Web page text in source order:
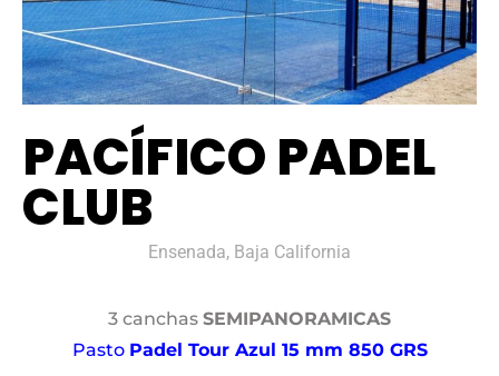
PACÍFICO PADEL
CLUB
Ensenada, Baja California
3 canchas SEMIPANORAMICAS
Pasto Padel Tour Azul 15 mm 850 GRS